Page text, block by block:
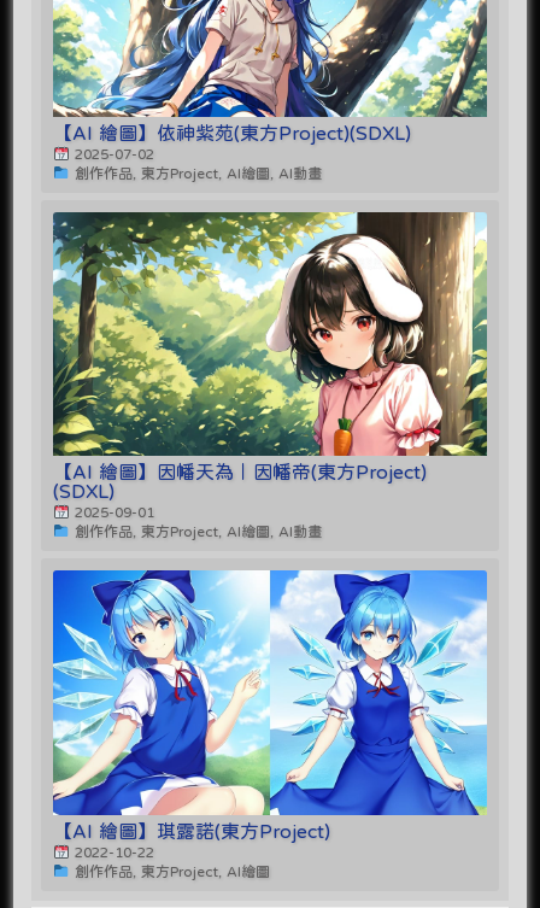
【AI 繪圖】依神紫苑(東方Project)(SDXL)
2025-07-02
創作作品, 東方Project, AI繪圖, AI動畫
【AI 繪圖】因幡天為｜因幡帝(東方Project)
(SDXL)
2025-09-01
創作作品, 東方Project, AI繪圖, AI動畫
【AI 繪圖】琪露諾(東方Project)
2022-10-22
創作作品, 東方Project, AI繪圖